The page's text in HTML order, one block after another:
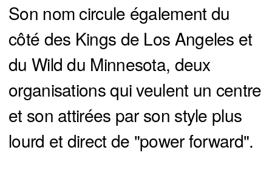
Son nom circule également du
côté des Kings de Los Angeles et
du Wild du Minnesota, deux
organisations qui veulent un centre
et son attirées par son style plus
lourd et direct de "power forward".